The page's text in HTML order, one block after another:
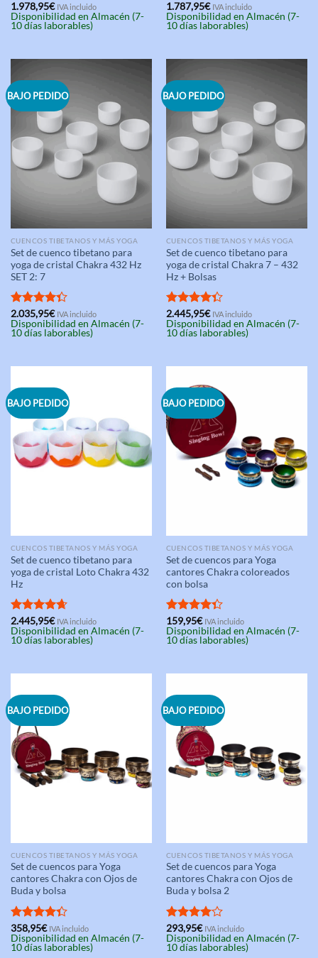
Valorado
con5.00
de 5
1.978,95€ IVA incluido
Disponibilidad en Almacén (7-
10 días laborables)
Valorado
con4.33
de 5
1.787,95€ IVA incluido
Disponibilidad en Almacén (7-
10 días laborables)
BAJO PEDIDO
CUENCOS TIBETANOS Y MÁS YOGA
Set de cuenco tibetano para
yoga de cristal Chakra 432 Hz
SET 2: 7
Valorado
con4.33
de 5
2.035,95€ IVA incluido
Disponibilidad en Almacén (7-
10 días laborables)
BAJO PEDIDO
CUENCOS TIBETANOS Y MÁS YOGA
Set de cuenco tibetano para
yoga de cristal Chakra 7 – 432
Hz + Bolsas
Valorado
con4.33
de 5
2.445,95€ IVA incluido
Disponibilidad en Almacén (7-
10 días laborables)
BAJO PEDIDO
CUENCOS TIBETANOS Y MÁS YOGA
Set de cuenco tibetano para
yoga de cristal Loto Chakra 432
Hz
Valorado
con4.67
de 5
2.445,95€ IVA incluido
Disponibilidad en Almacén (7-
10 días laborables)
BAJO PEDIDO
CUENCOS TIBETANOS Y MÁS YOGA
Set de cuencos para Yoga
cantores Chakra coloreados
con bolsa
Valorado
con4.33
de 5
159,95€ IVA incluido
Disponibilidad en Almacén (7-
10 días laborables)
BAJO PEDIDO
CUENCOS TIBETANOS Y MÁS YOGA
Set de cuencos para Yoga
cantores Chakra con Ojos de
Buda y bolsa
Valorado
con4.33
de 5
358,95€ IVA incluido
Disponibilidad en Almacén (7-
10 días laborables)
BAJO PEDIDO
CUENCOS TIBETANOS Y MÁS YOGA
Set de cuencos para Yoga
cantores Chakra con Ojos de
Buda y bolsa 2
Valorado
con4.00
de 5
293,95€ IVA incluido
Disponibilidad en Almacén (7-
10 días laborables)